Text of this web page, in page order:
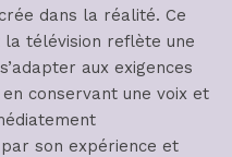
dans la réalité. Ce
télévision reflète une
aux exigences
conservant une voix et
son expérience et